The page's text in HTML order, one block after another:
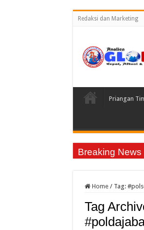
Redaksi dan Marketing
Priangan
Breaking News
Home / Tag:
Tag